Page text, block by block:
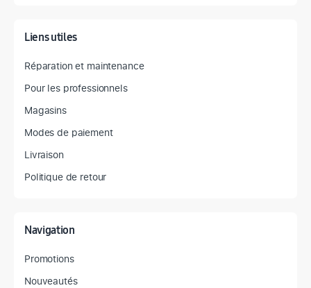
Liens utiles
Réparation et maintenance
Pour les professionnels
Magasins
Modes de paiement
Livraison
Politique de retour
Navigation
Promotions
Nouveautés